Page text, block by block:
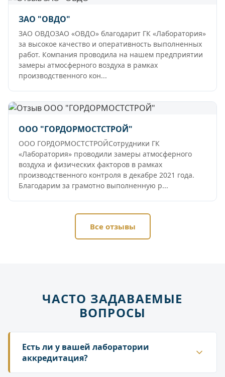
ЗАО "ОВДО"
ЗАО ОВДОЗАО «ОВДО» благодарит ГК «Лаборатория»
за высокое качество и оперативность выполненных
работ. Компания проводила на нашем предприятии
замеры атмосферного воздуха в рамках
производственного кон...
ООО "ГОРДОРМОСТСТРОЙ"
ООО ГОРДОРМОСТСТРОЙСотрудники ГК
«Лаборатория» проводили замеры атмосферного
воздуха и физических факторов в рамках
производственного контроля в декабре 2021 года.
Благодарим за грамотно выполненную р...
Все отзывы
ЧАСТО ЗАДАВАЕМЫЕ
ВОПРОСЫ
Есть ли у вашей лаборатории
аккредитация?